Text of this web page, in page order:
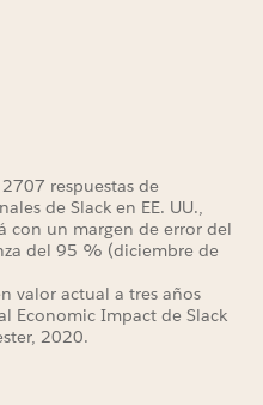
respuestas de
de Slack en EE. UU.,
con un margen de error del
del 95 % (diciembre de
valor actual a tres años
Economic Impact de Slack
2020.